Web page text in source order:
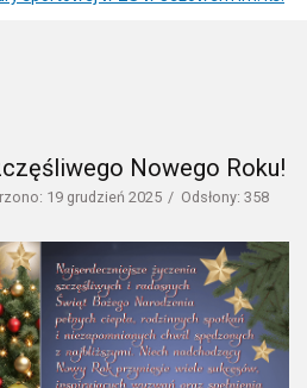
Nowego Roku!
19 grudzień 2025 Odsłony: 358